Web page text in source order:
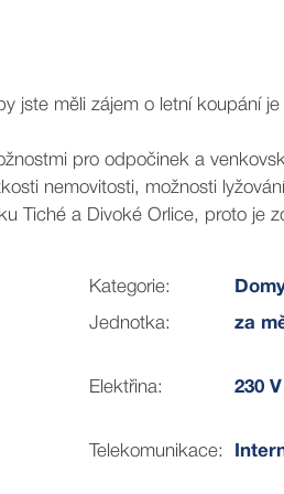
jste měli zájem o letní koupání
pro odpočinek a
nemovitosti, možnosti
Tiché a Divoké Orlice, proto je
bazén a s tím se váže
Kategorie:
Jednotka: za
Elektřina: 230 V
Telekomunikace: